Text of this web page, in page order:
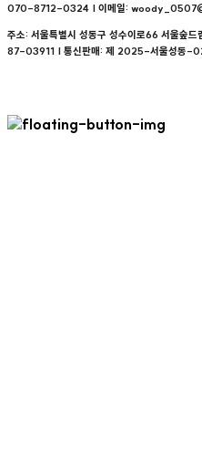
070-8712-0324 | 이메일:
주소: 서울특별시 성동구 성수이로66 서울숲
87-03911 | 통신판매: 제 2025-서울성동-